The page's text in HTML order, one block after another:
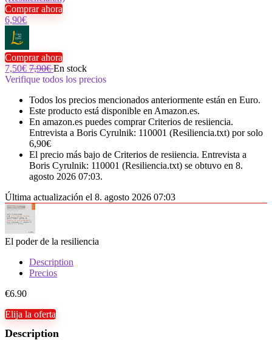
Comprar ahora
6,90€
Comprar ahora
7,50€ 7,90€En stock
Verifique todos los precios
Todos los precios mencionados anteriormente están en Euro.
Este producto está disponible en Amazon.es.
En amazon.es puedes comprar Criterios de resiiencia.
Entrevista a Boris Cyrulnik: 110001 (Resiliencia.txt) por solo
6,90€
El precio más bajo de Criterios de resiiencia. Entrevista a
Boris Cyrulnik: 110001 (Resiliencia.txt) se obtuvo en 8.
agosto 2026 07:03.
Última actualización el 8. agosto 2026 07:03
El poder de la resiliencia
Description
Precios
€6.90
Elija la oferta
Description